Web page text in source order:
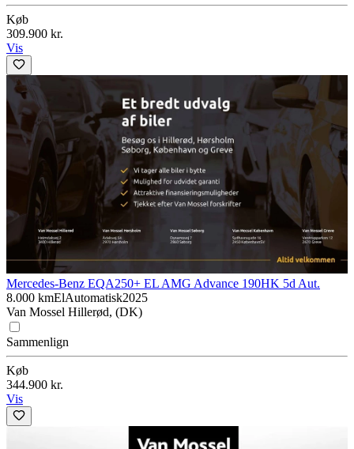
Køb
309.900 kr.
Vis
Mercedes-Benz EQA250+ EL AMG Advance 190HK 5d Aut.
8.000 kmElAutomatisk2025
Van Mossel Hillerød, (DK)
Sammenlign
Køb
344.900 kr.
Vis